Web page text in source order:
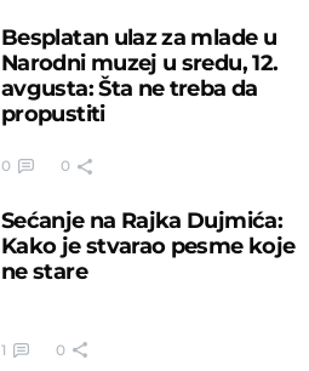
Besplatan ulaz za mlade u
Narodni muzej u sredu, 12.
avgusta: Šta ne treba da
propustiti
0 0
Sećanje na Rajka Dujmića:
Kako je stvarao pesme koje
ne stare
1 0